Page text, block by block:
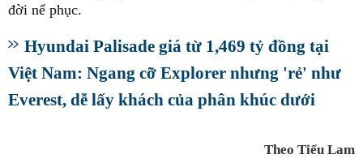
đời nể phục.
Hyundai Palisade giá từ 1,469 tỷ đồng tại
Việt Nam: Ngang cỡ Explorer nhưng 'rẻ' như
Everest, dễ lấy khách của phân khúc dưới
Theo Tiểu Lam